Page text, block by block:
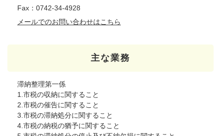
Fax：0742‐34-4928
メールでのお問い合わせはこちら
主な業務
滞納整理第一係
1.市税の収納に関すること
2.市税の催告に関すること
3.市税の滞納処分に関すること
4.市税の納税の猶予に関すること